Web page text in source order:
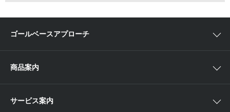
ゴールベースアプローチ
αポート
商品案内
サービス案内